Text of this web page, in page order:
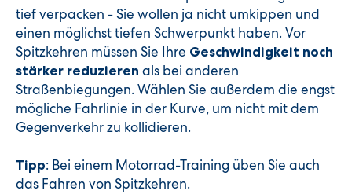
tief verpacken - Sie wollen ja nicht umkippen und
einen möglichst tiefen Schwerpunkt haben. Vor
Spitzkehren müssen Sie Ihre Geschwindigkeit noch
stärker reduzieren als bei anderen
Straßenbiegungen. Wählen Sie außerdem die engst
mögliche Fahrlinie in der Kurve, um nicht mit dem
Gegenverkehr zu kollidieren.
Tipp: Bei einem Motorrad-Training üben Sie auch
das Fahren von Spitzkehren.